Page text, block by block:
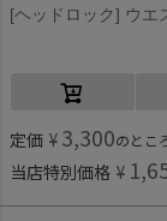
定価 ¥ 3,300のとこ
当店特別価格 ¥